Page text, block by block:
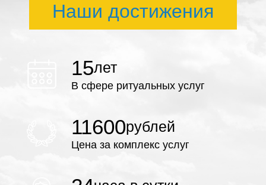
Наши достижения
15лет
В сфере ритуальных услуг
11600рублей
Цена за комплекс услуг